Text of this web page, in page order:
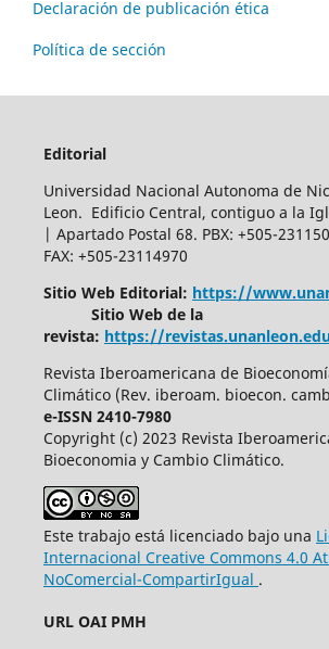
Declaración de publicación ética
Política de sección
Editorial
Universidad Nacional Autonoma de
Leon. Edificio Central, contiguo a la
| Apartado Postal 68. PBX: +505-
FAX: +505-23114970
Sitio Web Editorial: https://
Sitio Web de la
revista: https://
Revista Iberoamericana de
Climático (Rev. iberoam. bioecon.
e-ISSN 2410-7980
Copyright (c) 2023 Revista
Bioeconomia y Cambio Climático.
Este trabajo está licenciado bajo una
Internacional Creative Commons 4.0
NoComercial-CompartirIgual .
URL OAI PMH